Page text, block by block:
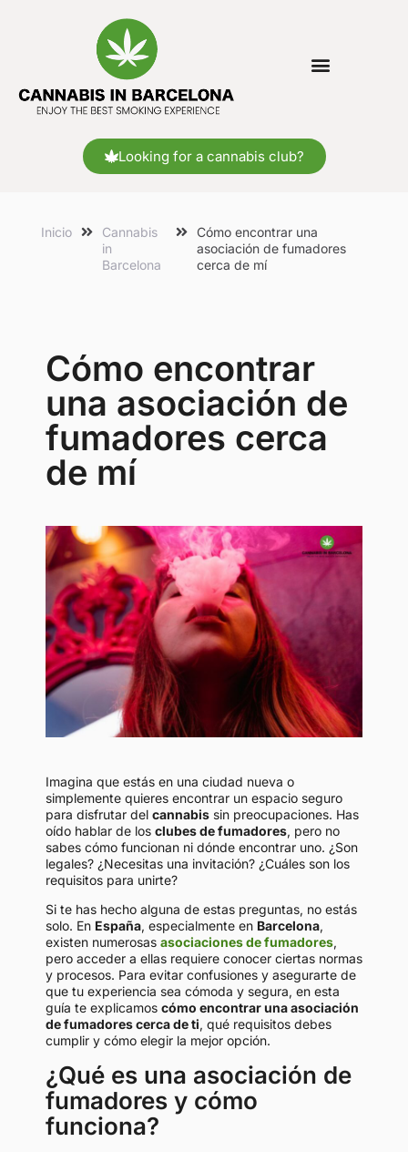
Looking for a cannabis club?
Inicio
Cannabis
in
Barcelona
Cómo encontrar una
asociación de fumadores
cerca de mí
Cómo encontrar
una asociación de
fumadores cerca
de mí
Imagina que estás en una ciudad nueva o
simplemente quieres encontrar un espacio seguro
para disfrutar del cannabis sin preocupaciones. Has
oído hablar de los clubes de fumadores, pero no
sabes cómo funcionan ni dónde encontrar uno. ¿Son
legales? ¿Necesitas una invitación? ¿Cuáles son los
requisitos para unirte?
Si te has hecho alguna de estas preguntas, no estás
solo. En España, especialmente en Barcelona,
existen numerosas asociaciones de fumadores,
pero acceder a ellas requiere conocer ciertas normas
y procesos. Para evitar confusiones y asegurarte de
que tu experiencia sea cómoda y segura, en esta
guía te explicamos cómo encontrar una asociación
de fumadores cerca de ti, qué requisitos debes
cumplir y cómo elegir la mejor opción.
¿Qué es una asociación de
fumadores y cómo
funciona?